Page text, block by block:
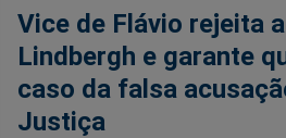
Vice de Flávio rejeita
Lindbergh e garante
caso da falsa
Justiça